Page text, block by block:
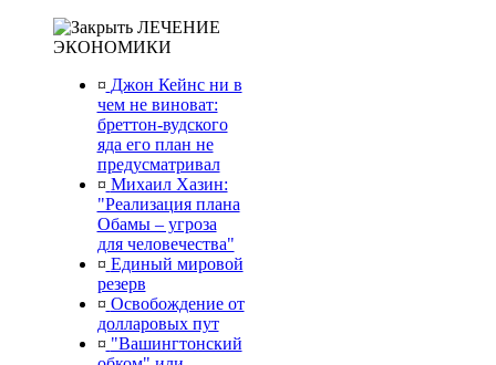
ЛЕЧЕНИЕ
ЭКОНОМИКИ
¤ Джон Кейнс ни в
чем не виноват:
бреттон-вудского
яда его план не
предусматривал
¤ Михаил Хазин:
"Реализация плана
Обамы – угроза
для человечества"
¤ Единый мировой
резерв
¤ Освобождение от
долларовых пут
¤ "Вашингтонский